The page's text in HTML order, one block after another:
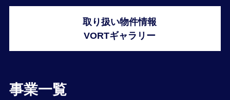
事業一覧
取り扱い物件情報
VORTギャラリー